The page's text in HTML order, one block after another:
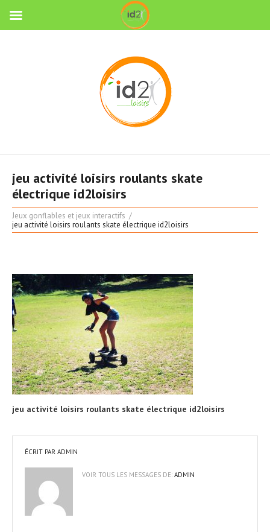
jeu activité loisirs roulants skate
électrique id2loisirs
Jeux gonflables et jeux interactifs
jeu activité loisirs roulants skate électrique id2loisirs
jeu activité loisirs roulants skate électrique id2loisirs
ÉCRIT PAR ADMIN
VOIR TOUS LES MESSAGES DE: ADMIN